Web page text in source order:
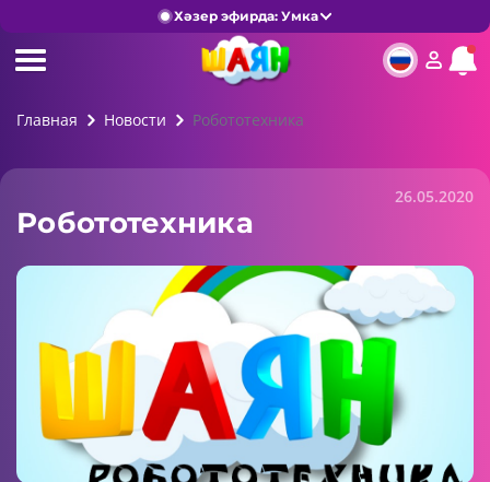
Хәзер эфирда: Умка
Главная Новости Робототехника
26.05.2020
Робототехника